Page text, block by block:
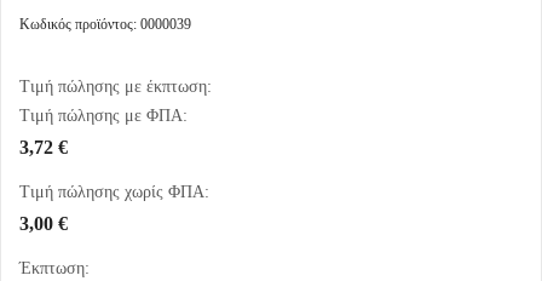
Κωδικός προϊόντος: 0000039
Τιμή πώλησης με έκπτωση:
Τιμή πώλησης με ΦΠΑ:
3,72 €
Τιμή πώλησης χωρίς ΦΠΑ:
3,00 €
Έκπτωση: